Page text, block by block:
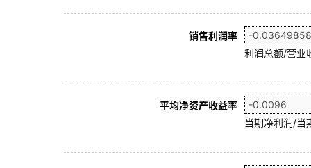
销售利润率
利润总额/营业
平均净资产收益率
当期净利润/当